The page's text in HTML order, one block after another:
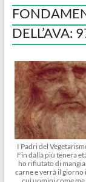
DELL’AVA:
I Padri del
Fin dalla più tenera
ho rifiutato di
carne e verrà il giorno